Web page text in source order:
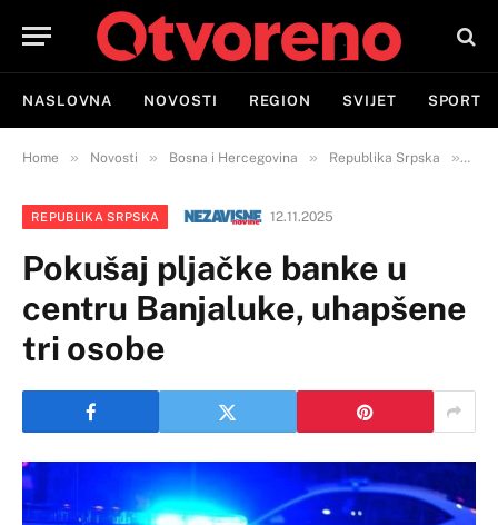
NASLOVNA NOVOSTI REGION SVIJET SPORT
Home » Novosti » Bosna i Hercegovina » Republika Srpska »
REPUBLIKA SRPSKA 12.11.2025
Pokušaj pljačke banke u
centru Banjaluke, uhapšene
tri osobe